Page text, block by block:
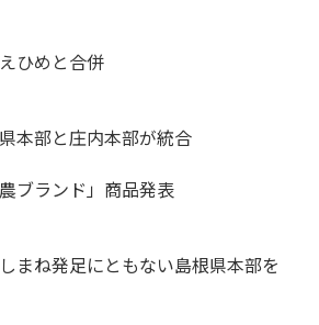
ひめと合併
本部と庄内本部が統合
農ブランド」商品発表
まね発足にともない島根県本部を